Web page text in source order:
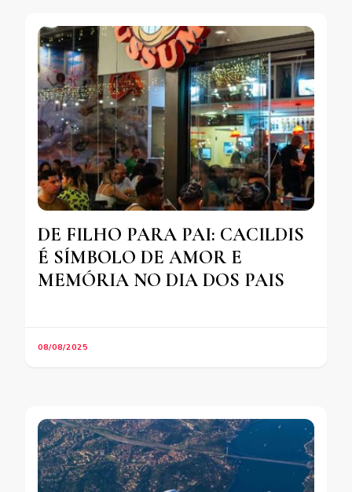
DE FILHO PARA PAI: CACILDIS
É SÍMBOLO DE AMOR E
MEMÓRIA NO DIA DOS PAIS
08/08/2025